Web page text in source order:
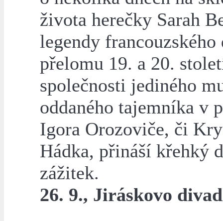
života herečky Sarah
legendy francouzského
přelomu 19. a 20.
společnosti jediného
oddaného tajemníka v
Igora Orozoviče, či
Hádka, přináší křehký
zážitek.
26. 9., Jiráskovo